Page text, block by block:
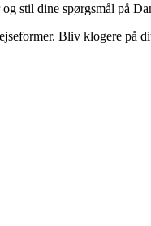
stil dine spørgsmål på
Bliv klogere på